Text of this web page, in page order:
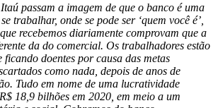
passam a imagem de que o banco é uma
trabalhar, onde se pode ser ‘quem você é’,
recebemos diariamente comprovam que a
da do comercial. Os trabalhadores estão
ficando doentes por causa das metas
como nada, depois de anos de
Tudo em nome de uma lucratividade
18,9 bilhões em 2020, em meio a um